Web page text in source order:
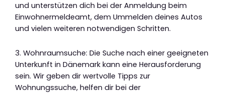
und unterstützen dich bei der Anmeldung beim
Einwohnermeldeamt, dem Ummelden deines Autos
und vielen weiteren notwendigen Schritten.
3. Wohnraumsuche: Die Suche nach einer geeigneten
Unterkunft in Dänemark kann eine Herausforderung
sein. Wir geben dir wertvolle Tipps zur
Wohnungssuche, helfen dir bei der